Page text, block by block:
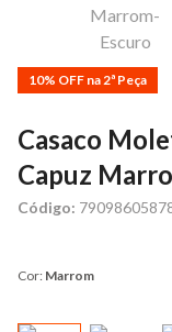
10% OFF na 2ª Peça
Casaco
Capuz
Código:
Cor: Marrom